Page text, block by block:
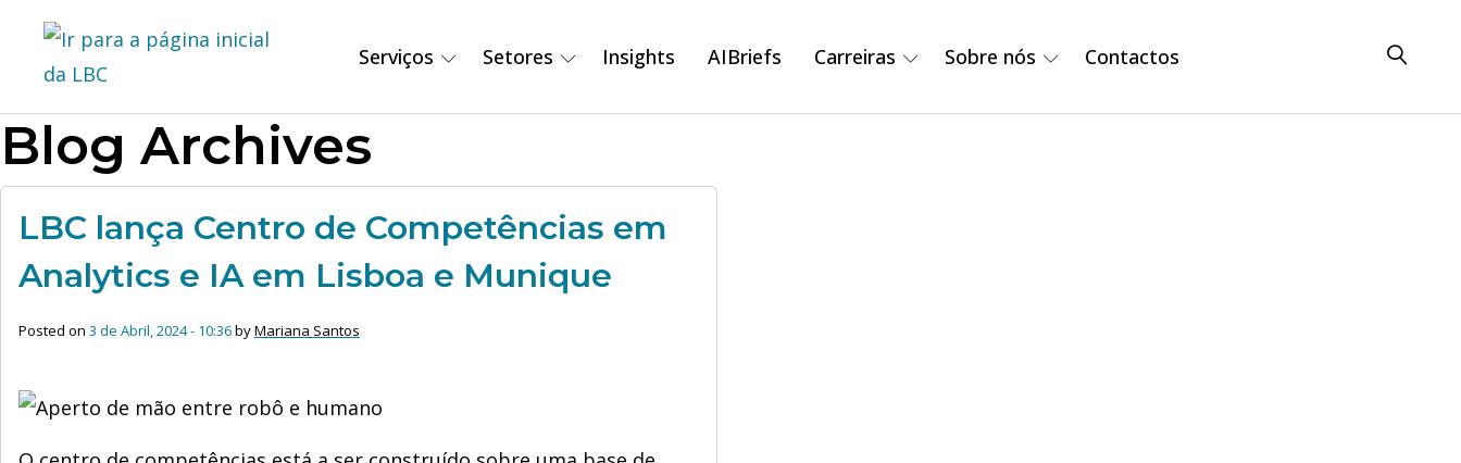
Serviços Setores Insights AIBriefs Carreiras Sobre nós Contactos
Blog Archives
LBC lança Centro de Competências em
Analytics e IA em Lisboa e Munique
Posted on 3 de Abril, 2024 - 10:36byMariana Santos